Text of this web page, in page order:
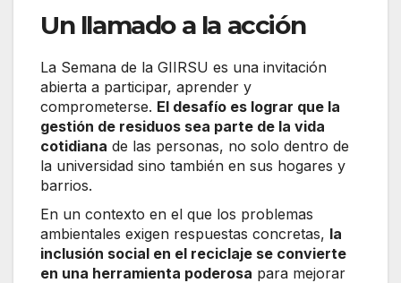
Un llamado a la acción
La Semana de la GIIRSU es una invitación
abierta a participar, aprender y
comprometerse. El desafío es lograr que la
gestión de residuos sea parte de la vida
cotidiana de las personas, no solo dentro de
la universidad sino también en sus hogares y
barrios.
En un contexto en el que los problemas
ambientales exigen respuestas concretas, la
inclusión social en el reciclaje se convierte
en una herramienta poderosa para mejorar